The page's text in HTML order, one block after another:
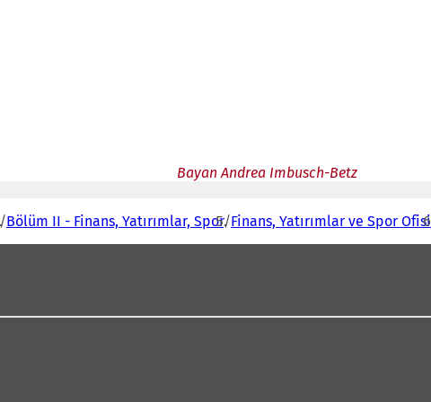
Bayan Andrea Imbusch-Betz
Bölüm II - Finans, Yatırımlar, Spor Finans, Yatırımlar ve Spor Ofisi